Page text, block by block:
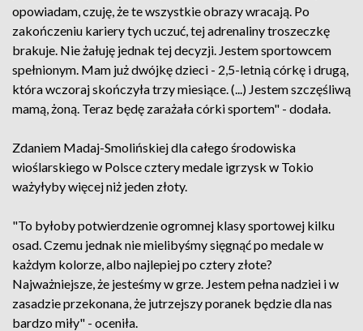
opowiadam, czuję, że te wszystkie obrazy wracają. Po
zakończeniu kariery tych uczuć, tej adrenaliny troszeczkę
brakuje. Nie żałuję jednak tej decyzji. Jestem sportowcem
spełnionym. Mam już dwójkę dzieci - 2,5-letnią córkę i drugą,
która wczoraj skończyła trzy miesiące. (...) Jestem szczęśliwą
mamą, żoną. Teraz będę zarażała córki sportem" - dodała.
Zdaniem Madaj-Smolińskiej dla całego środowiska
wioślarskiego w Polsce cztery medale igrzysk w Tokio
ważyłyby więcej niż jeden złoty.
"To byłoby potwierdzenie ogromnej klasy sportowej kilku
osad. Czemu jednak nie mielibyśmy sięgnąć po medale w
każdym kolorze, albo najlepiej po cztery złote?
Najważniejsze, że jesteśmy w grze. Jestem pełna nadziei i w
zasadzie przekonana, że jutrzejszy poranek będzie dla nas
bardzo miły" - oceniła.